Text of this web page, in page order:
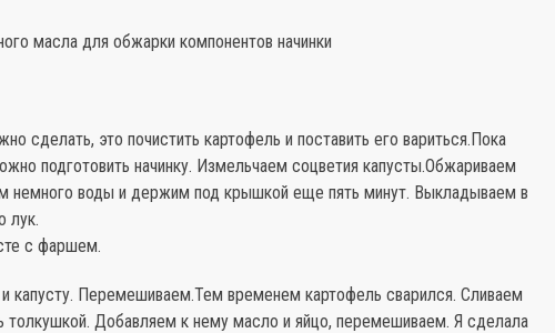
масла для обжарки компонентов начинки
сделать, это почистить картофель и поставить его вариться.Пока
подготовить начинку. Измельчаем соцветия капусты.Обжариваем
немного воды и держим под крышкой еще пять минут. Выкладываем в
лук.
с фаршем.
капусту. Перемешиваем.Тем временем картофель сварился. Сливаем
толкушкой. Добавляем к нему масло и яйцо, перемешиваем. Я сделала